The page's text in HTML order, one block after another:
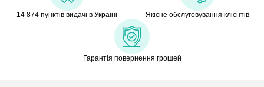
14 874 пунктів видачі в Україні Якісне обслуговування клієнтів
Гарантія повернення грошей